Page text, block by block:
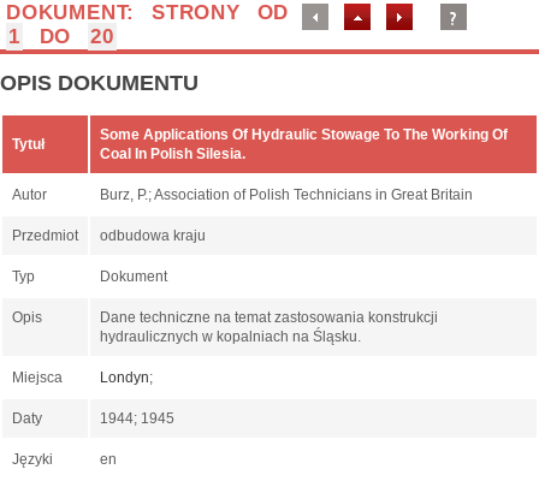
DOKUMENT: STRONY OD
1
DO 20
OPIS DOKUMENTU
Tytuł
Some Applications Of Hydraulic Stowage To The Working Of
Coal In Polish Silesia.
Autor Burz, P.; Association of Polish Technicians in Great Britain
Przedmiot odbudowa kraju
Typ Dokument
Opis
Dane techniczne na temat zastosowania konstrukcji
hydraulicznych w kopalniach na Śląsku.
Miejsca Londyn;
Daty 1944; 1945
Języki en